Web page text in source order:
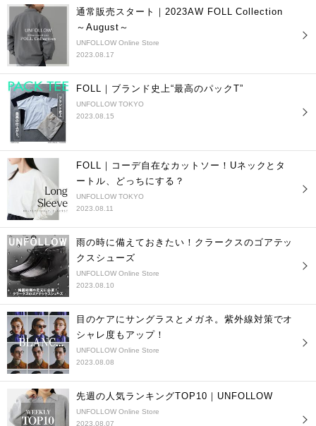
通常販売スタート｜2023AW FOLL Collection
～August～
UNFOLLOW Online Store
2023.08.17
FOLL｜ブランド史上“最高のパックT”
UNFOLLOW TOKYO
2023.08.15
FOLL｜コーデ自在なカットソー！Uネックとタ
ートル、どっちにする？
UNFOLLOW TOKYO
2023.08.11
雨の時に備えておきたい！クラークスのゴアテッ
クスシューズ
UNFOLLOW Online Store
2023.08.10
目のケアにサングラスとメガネ。紫外線対策でオ
シャレ度もアップ！
UNFOLLOW Online Store
2023.08.08
先週の人気ランキングTOP10｜UNFOLLOW
UNFOLLOW Online Store
2023.08.07